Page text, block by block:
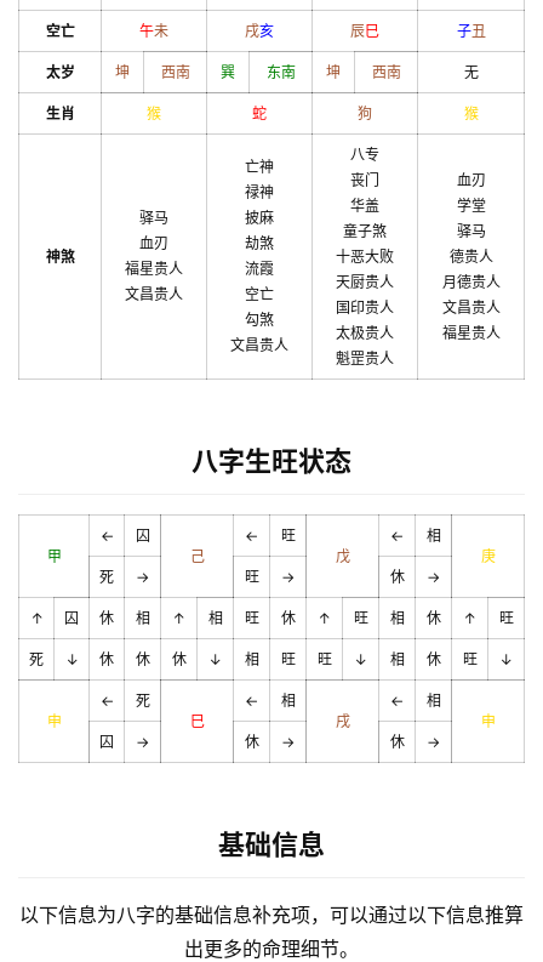
空亡 午未 戌亥 辰巳 子丑
太岁 坤 西南 巽 东南 坤 西南 无
生肖 猴 蛇 狗 猴
神煞
驿马
血刃
福星贵人
文昌贵人
亡神
禄神
披麻
劫煞
流霞
空亡
勾煞
文昌贵人
八专
丧门
华盖
童子煞
十恶大败
天厨贵人
国印贵人
太极贵人
魁罡贵人
血刃
学堂
驿马
德贵人
月德贵人
文昌贵人
福星贵人
八字生旺状态
甲
←
囚
己
←
旺
戊
←
相
庚
死
→ 旺 → 休 →
↑ 囚 休 相 ↑ 相 旺 休 ↑ 旺 相 休 ↑ 旺
死 ↓ 休 休 休 ↓ 相 旺 旺 ↓ 相 休 旺 ↓
申
←
死
巳
←
相
戌
←
相
申
囚
→ 休 → 休 →
基础信息
以下信息为八字的基础信息补充项，可以通过以下信息推算
出更多的命理细节。